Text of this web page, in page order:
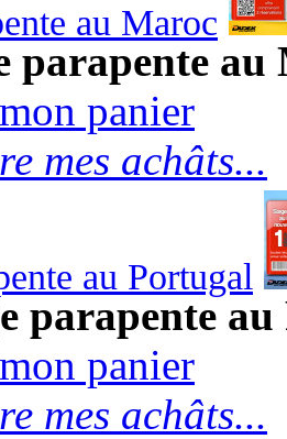
au Maroc
parapente au
panier
mes achâts...
au Portugal
parapente
panier
mes achâts...